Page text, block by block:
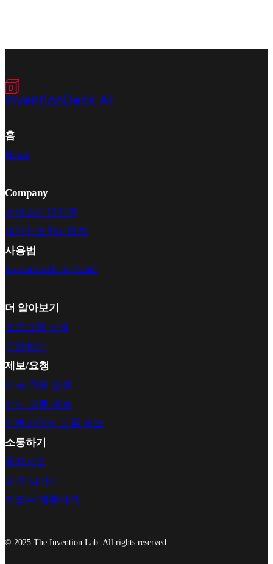
홈
Home
Company
서비스이용약관
개인정보처리방침
사용법
InventionDeck Guide
더 알아보기
프로그램 소개
문의하기
제보/요청
신규 카드 요청
카드 오류 제보
인벤션덱AI 오류 제보
소통하기
공지사항
의견 남기기
피드백 제출하기
© 2025 The Invention Lab. All rights reserved.